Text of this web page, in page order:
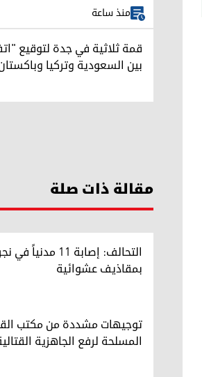
منذ ساعة
قمة ثلاثية في جدة لتوقيع
بين السعودية وتركيا
مقالة ذات صلة
التحالف: إصابة
بمقاذيف عشوائية
توجيهات مشددة من مكتب
المسلحة لرفع الجاهزية